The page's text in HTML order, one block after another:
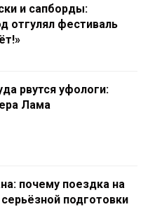
и сапборды:
отгулял фестиваль
рвутся уфологи:
Лама
почему поездка на
подготовки